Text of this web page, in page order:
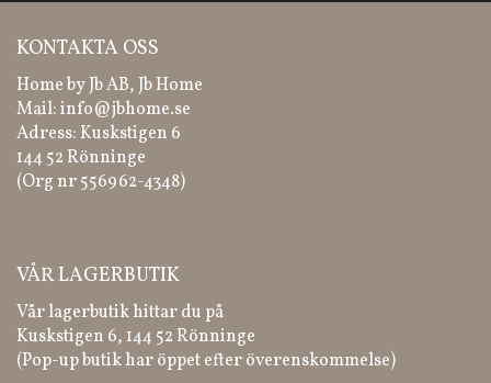
KONTAKTA OSS
Home by Jb AB, Jb Home
Mail:info@jbhome.se
Adress: Kuskstigen 6
144 52 Rönninge
(Org nr 556962-4348)
VÅR LAGERBUTIK
Vår lagerbutik hittar du på
Kuskstigen 6, 144 52 Rönninge
(Pop-up butik har öppet efter överenskommelse)